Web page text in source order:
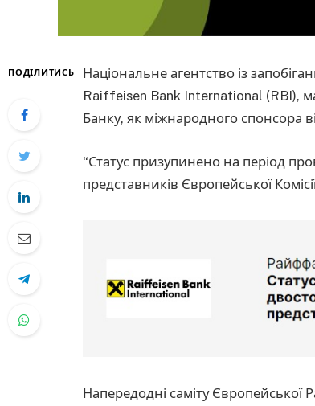
ПОДІЛИТИСЬ
Національне агентство із
Raiffeisen Bank International (RBI),
Банку, як міжнародного спонсора
“Статус призупинено на період
представників Європейської
Напередодні саміту